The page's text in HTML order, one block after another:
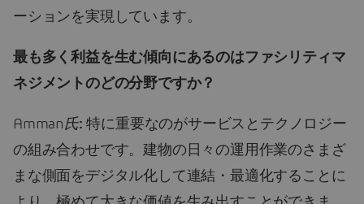
ーションを実現しています。
最も多く利益を生む傾向にあるのはファシリティマ
ネジメントのどの分野ですか？
Amman氏:特に重要なのがサービスとテクノロジー
の組み合わせです。建物の日々の運用作業のさまざ
まな側面をデジタル化して連結・最適化することに